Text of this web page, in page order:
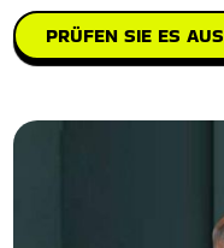
PRÜFEN SIE ES AUS